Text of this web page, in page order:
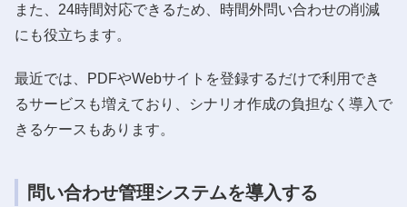
また、24時間対応できるため、時間外問い合わせの削減
にも役立ちます。
最近では、PDFやWebサイトを登録するだけで利用でき
るサービスも増えており、シナリオ作成の負担なく導入で
きるケースもあります。
問い合わせ管理システムを導入する